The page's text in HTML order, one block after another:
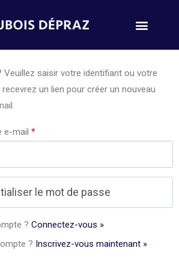
Veuillez saisir votre identifiant ou votre
un lien pour créer un nouveau
e-mail *
? Connectez-vous »
? Inscrivez-vous maintenant »